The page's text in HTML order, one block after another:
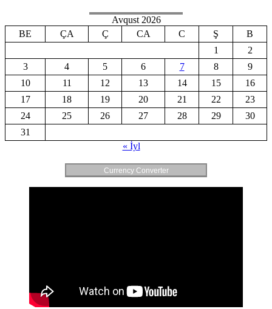
Avqust 2026
BE
ÇA Ç CA C Ş
B
1
2
3
4 5 6 7 8
9
10
11 12 13 14 15
16
17
18 19 20 21 22
23
24
25 26 27 28 29
30
31
« İyl
Currency Converter